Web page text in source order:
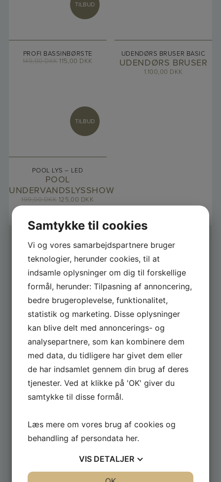
TILBUD
PROFI BASSINBØRSTE
149,00DKK 115,00 DKK
UDENDØRS BRUSER BASIC
UDENDØRS BRUSER
1.100,00 DKK
TILBUD
POOL LYS – LED
POOL
UNDERVANDSLYSSHOW
199,00DKK 125,00 DKK
FÅ GODE TILBUD
Tilmeld dig og få løbende tilbud fra butikken
Samtykke til cookies
Vi og vores samarbejdspartnere bruger
teknologier, herunder cookies, til at
indsamle oplysninger om dig til forskellige
formål, herunder: Tilpasning af annoncering,
bedre brugeroplevelse, funktionalitet,
statistik og marketing. Disse oplysninger
kan blive delt med annoncerings- og
analysepartnere, som kan kombinere dem
med data, du tidligere har givet dem eller
de har indsamlet gennem din brug af deres
tjenester. Ved at klikke på 'OK' giver du
samtykke til disse formål.
Læs mere om vores brug af cookies og
behandling af persondata her.
VIS DETALJER